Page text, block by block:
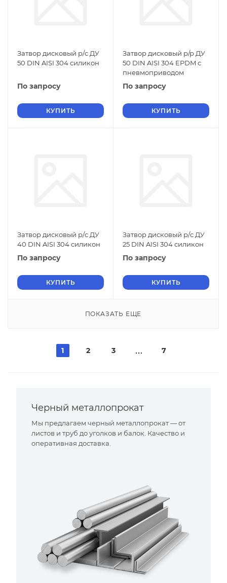
Затвор дисковый р/c ДУ
50 DIN AISI 304 силикон
По запросу
КУПИТЬ
Затвор дисковый р/р ДУ
50 DIN AISI 304 EPDM с
пневмоприводом
По запросу
КУПИТЬ
Затвор дисковый р/c ДУ
40 DIN AISI 304 силикон
По запросу
КУПИТЬ
Затвор дисковый р/c ДУ
25 DIN AISI 304 силикон
По запросу
КУПИТЬ
ПОКАЗАТЬ ЕЩЕ
1 2 3 7
Черный металлопрокат
Мы предлагаем черный металлопрокат — от
листов и труб до уголков и балок. Качество и
оперативная доставка.